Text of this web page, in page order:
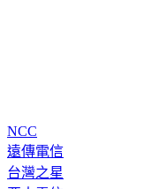
NCC
遠傳電信
台灣之星